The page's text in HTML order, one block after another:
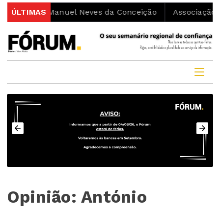
ÚLTIMAS
Manuel Neves da Conceição Associação
Opinião: António